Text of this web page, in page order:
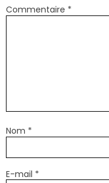
Commentaire *
Nom *
E-mail *